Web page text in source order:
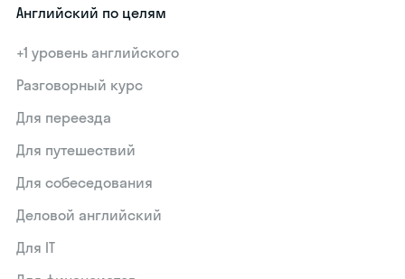
Английский по целям
+1 уровень английского
Разговорный курс
Для переезда
Для путешествий
Для собеседования
Деловой английский
Для IT